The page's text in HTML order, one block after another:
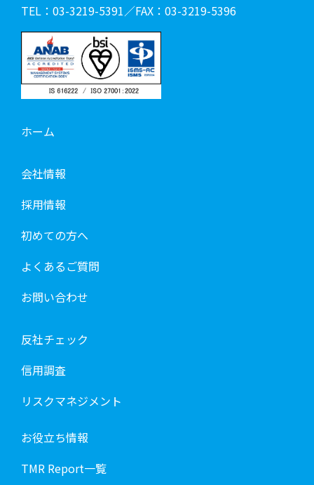
TEL：03-3219-5391／FAX：03-3219-5396
ホーム
会社情報
採用情報
初めての方へ
よくあるご質問
お問い合わせ
反社チェック
信用調査
リスクマネジメント
お役立ち情報
TMR Report一覧